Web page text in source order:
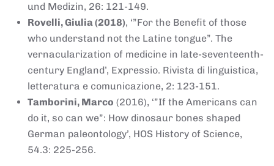
und Medizin, 26: 121-149.
Rovelli, Giulia (2018), ‘”For the Benefit of those
who understand not the Latine tongue”. The
vernacularization of medicine in late-seventeenth-
century England’, Expressio. Rivista di linguistica,
letteratura e comunicazione, 2: 123-151.
Tamborini, Marco (2016), ‘”If the Americans can
do it, so can we”: How dinosaur bones shaped
German paleontology’, HOS History of Science,
54.3: 225-256.